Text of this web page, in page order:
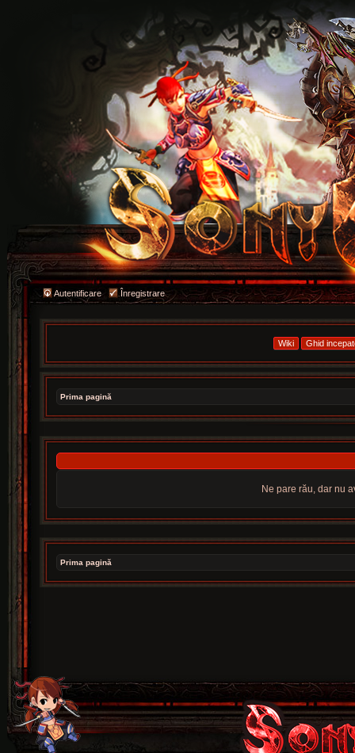
Autentificare Înregistrare
Prima pagină
Ne pare rău, dar nu
Prima pagină